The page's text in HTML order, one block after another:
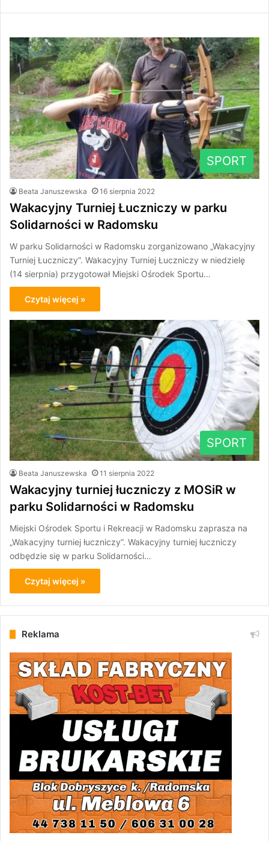
SPORT
Beata Januszewska 16 sierpnia 2022
Wakacyjny Turniej Łuczniczy w parku
Solidarności w Radomsku
W parku Solidarności w Radomsku zorganizowano „Wakacyjny
Turniej Łuczniczy”. Wakacyjny Turniej Łuczniczy w niedzielę
(14 sierpnia) przygotował Miejski Ośrodek Sportu…
Czytaj więcej »
SPORT
Beata Januszewska 11 sierpnia 2022
Wakacyjny turniej łuczniczy z MOSiR w
parku Solidarności w Radomsku
Miejski Ośrodek Sportu i Rekreacji w Radomsku zaprasza na
„Wakacyjny turniej łuczniczy”. Wakacyjny turniej łuczniczy
odbędzie się w parku Solidarności…
Czytaj więcej »
Reklama